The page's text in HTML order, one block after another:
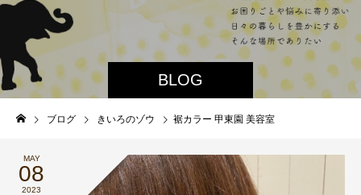
BLOG
ブログ きいろのゾウ 裾カラー 甲東園 美容室
MAY
08
2023